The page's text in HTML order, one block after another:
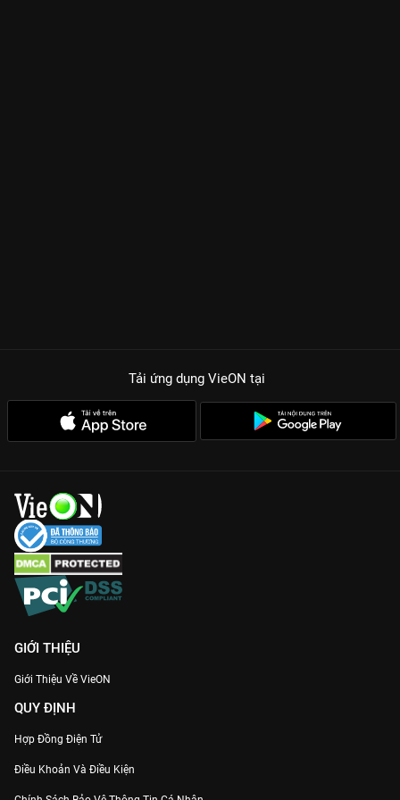
Tải ứng dụng VieON tại
GIỚI THIỆU
Giới Thiệu Về VieON
QUY ĐỊNH
Hợp Đồng Điện Tử
Điều Khoản Và Điều Kiện